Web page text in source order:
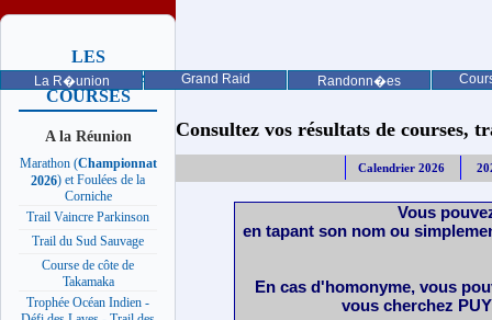
La R�union Grand Raid Randonn�es
LES
PROCHAINES
COURSES
A la Réunion
Marathon (Championnat
2026) et Foulées de la
Corniche
Trail Vaincre Parkinson
Trail du Sud Sauvage
Course de côte de
Takamaka
Trophée Océan Indien -
Consultez vos résultats de courses,
Calendrier 2026
Vous
en tapant son nom ou
En cas d'homonyme, vous
vous cherchez